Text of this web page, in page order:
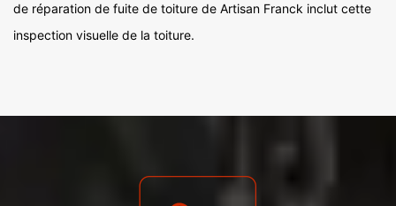
de réparation de fuite de toiture de Artisan Franck inclut cette
inspection visuelle de la toiture.